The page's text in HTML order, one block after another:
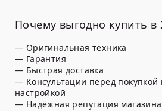
Почему выгодно купить в
— Оригинальная техника
— Гарантия
— Быстрая доставка
— Консультации перед
настройкой
— Надёжная репутация магазина